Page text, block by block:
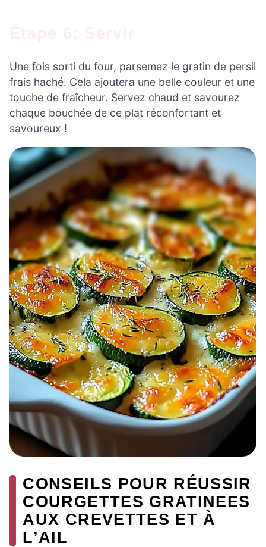
Une fois sorti du four, parsemez le gratin de persil
frais haché. Cela ajoutera une belle couleur et une
touche de fraîcheur. Servez chaud et savourez
chaque bouchée de ce plat réconfortant et
savoureux !
CONSEILS POUR RÉUSSIR
COURGETTES GRATINEES
AUX CREVETTES ET À
L’AIL